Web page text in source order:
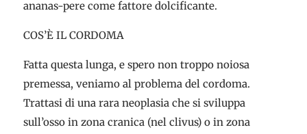
ananas-pere come fattore dolcificante.
COS’È IL CORDOMA
Fatta questa lunga, e spero non troppo noiosa
premessa, veniamo al problema del cordoma.
Trattasi di una rara neoplasia che si sviluppa
sull’osso in zona cranica (nel clivus) o in zona